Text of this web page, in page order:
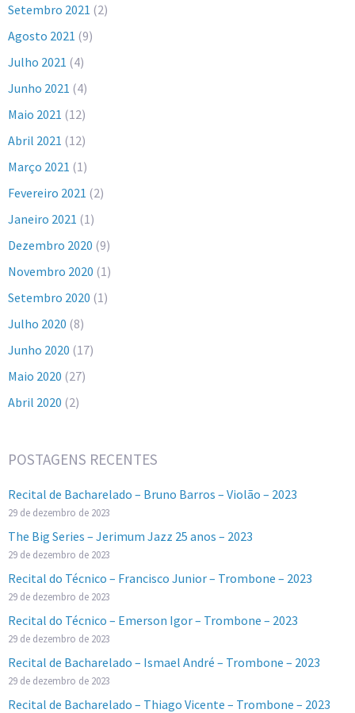
Setembro 2021 (2)
Agosto 2021 (9)
Julho 2021 (4)
Junho 2021 (4)
Maio 2021 (12)
Abril 2021 (12)
Março 2021 (1)
Fevereiro 2021 (2)
Janeiro 2021 (1)
Dezembro 2020 (9)
Novembro 2020 (1)
Setembro 2020 (1)
Julho 2020 (8)
Junho 2020 (17)
Maio 2020 (27)
Abril 2020 (2)
POSTAGENS RECENTES
Recital de Bacharelado – Bruno Barros – Violão – 2023
29 de dezembro de 2023
The Big Series – Jerimum Jazz 25 anos – 2023
29 de dezembro de 2023
Recital do Técnico – Francisco Junior – Trombone – 2023
29 de dezembro de 2023
Recital do Técnico – Emerson Igor – Trombone – 2023
29 de dezembro de 2023
Recital de Bacharelado – Ismael André – Trombone – 2023
29 de dezembro de 2023
Recital de Bacharelado – Thiago Vicente – Trombone – 2023